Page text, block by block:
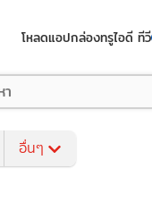
โหลดแอปกล่องทรูไอดี ทีวี
อื่นๆ